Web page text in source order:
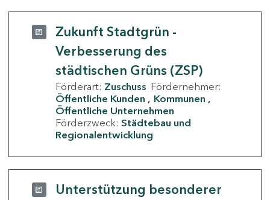
Zukunft Stadtgrün -
Verbesserung des
städtischen Grüns (ZSP)
Förderart: Zuschuss Fördernehmer:
Öffentliche Kunden
Kommunen
Öffentliche Unternehmen
Förderzweck: Städtebau und
Regionalentwicklung
Unterstützung besonderer